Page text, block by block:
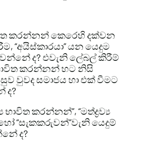
කරන්නන් කෙරෙහි දක්වන
“අයිස්කාරයා” යන යෙදුම
ද? එවැනි ලේබල් කිරීම්
කරන්නන් හට නිසි
වුවද සමාජය හා එක් වීමට
ද?
භාවිත කරන්නන්”, “මත්ද්‍රව්‍ය
“සැකකරුවන්”වැනි යෙදුම්
ද?